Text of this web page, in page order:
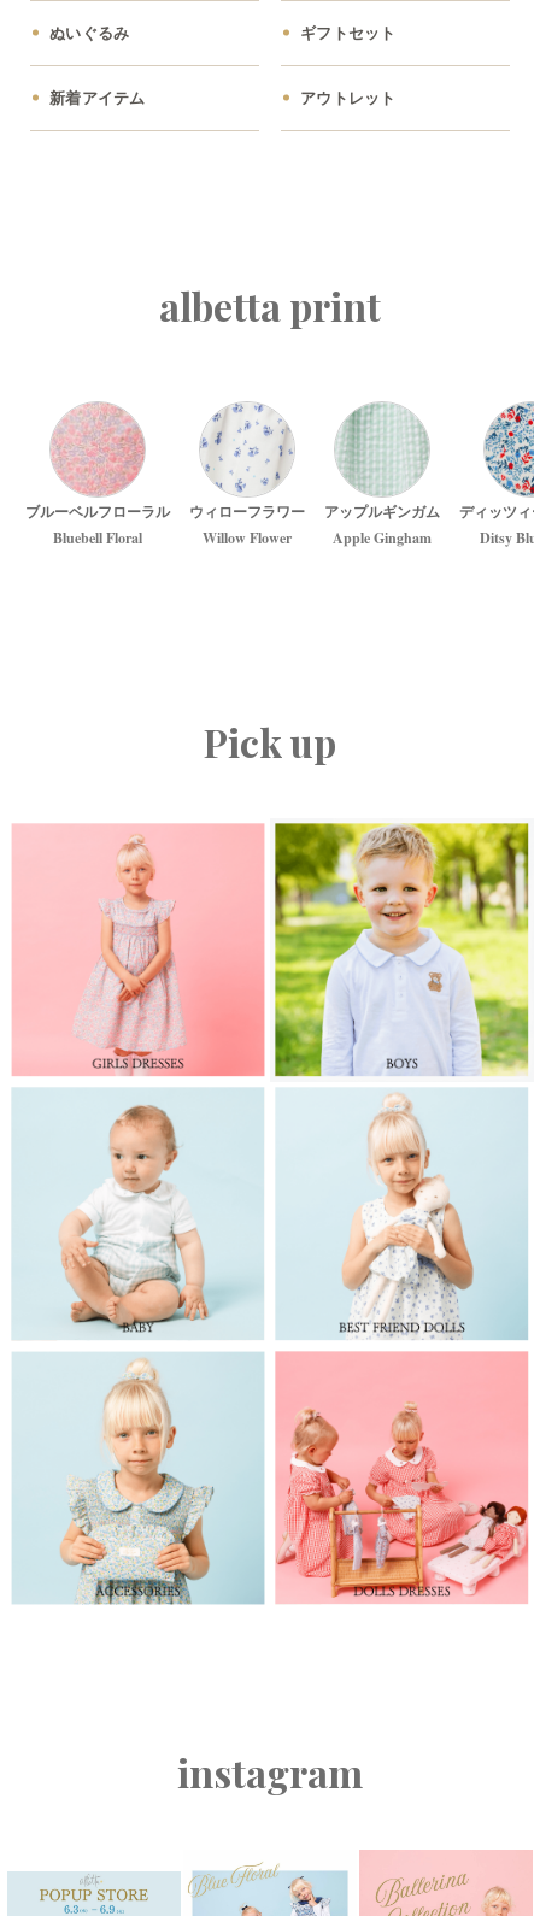
ぬいぐるみ ギフトセット
新着アイテム アウトレット
albetta print
ブルーベルフローラル
Bluebell Floral
ウィローフラワー
Willow Flower
アップルギンガム
Apple Gingham
ディッツィ
Ditsy
Pick up
instagram